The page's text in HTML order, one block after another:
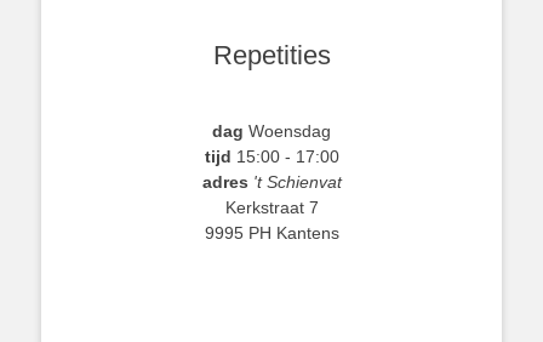
Repetities
dag Woensdag
tijd 15:00 - 17:00
adres 't Schienvat
Kerkstraat 7
9995 PH Kantens